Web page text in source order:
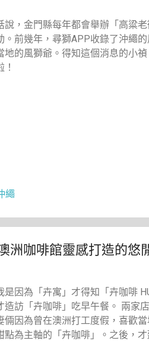
說，金門縣每年都會舉辦「高粱
。前幾年，尋獅APP收錄了沖繩
地的風獅爺。得知這個消息的小
！
繩
洲咖啡館靈感打造的
是因為「卉寓」才得知「卉咖啡
造訪「卉咖啡」吃早午餐。 兩家
倆因為曾在澳洲打工度假，喜歡
點為主軸的「卉咖啡」。之後，